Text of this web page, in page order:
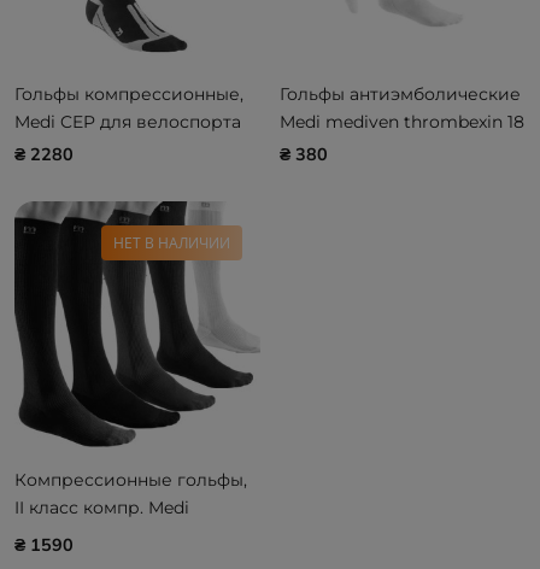
Гольфы компрессионные,
Medi CEP для велоспорта
₴ 2280
Гольфы антиэмболические
Medi mediven thrombexin 18
₴ 380
НЕТ В НАЛИЧИИ
Компрессионные гольфы,
II класс компр. Medi
mediven active (AD - 39-44
₴ 1590